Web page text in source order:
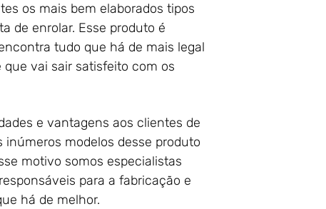
os mais bem elaborados tipos
de enrolar. Esse produto é
tudo que há de mais legal
vai sair satisfeito com os
e vantagens aos clientes de
inúmeros modelos desse produto
motivo somos especialistas
para a fabricação e
há de melhor.